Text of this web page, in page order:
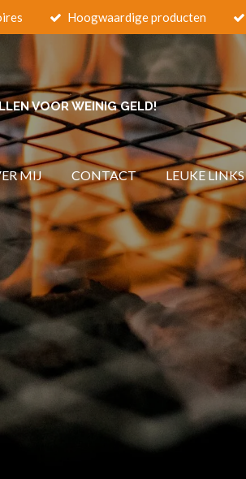
Hoogwaardige producten
VOOR WEINIG GELD!
MIJ CONTACT LEUKE LINKS